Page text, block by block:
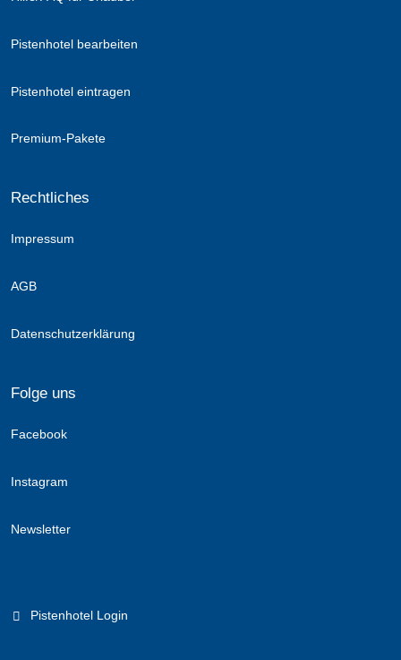
Pistenhotel bearbeiten
Pistenhotel eintragen
Premium-Pakete
Rechtliches
Impressum
AGB
Datenschutzerklärung
Folge uns
Facebook
Instagram
Newsletter
Pistenhotel Login